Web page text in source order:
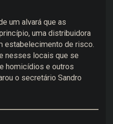
um alvará que as
uma distribuidora
estabelecimento de risco.
nesses locais que se
homicídios e outros
o secretário Sandro